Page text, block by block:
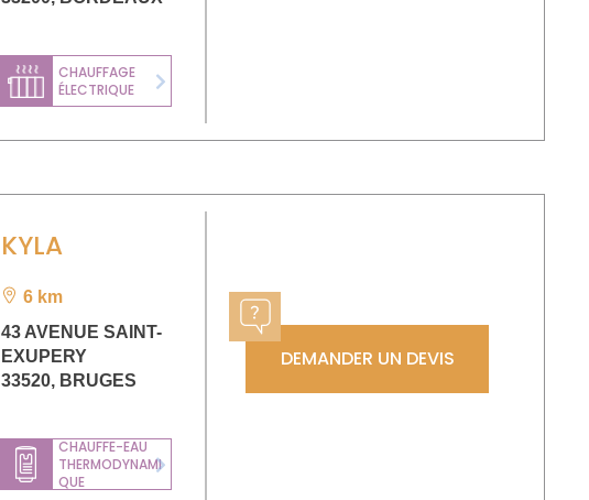
CHAUFFAGE
ÉLECTRIQUE
Next
KYLA
6 km
43 AVENUE SAINT-
EXUPERY
33520, BRUGES
CHAUFFE-EAU
THERMODYNAMI
QUE
Next
DEMANDER UN DEVIS